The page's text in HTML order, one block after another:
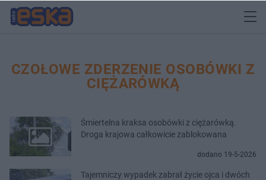
CZOŁOWE ZDERZENIE OSOBÓWKI Z
CIĘŻARÓWKĄ
Śmiertelna kraksa osobówki z ciężarówką.
Droga krajowa całkowicie zablokowana
dodano 19-5-2026
Tajemniczy wypadek zabrał życie ojca i dwóch